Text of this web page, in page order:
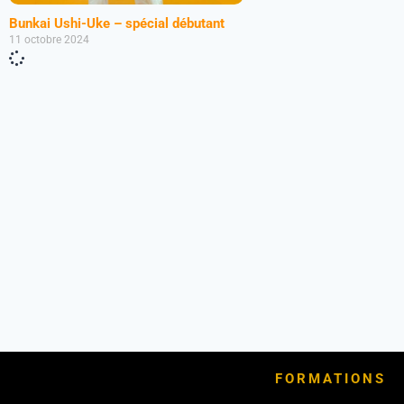
Bunkai Ushi-Uke – spécial débutant
11 octobre 2024
FORMATIONS